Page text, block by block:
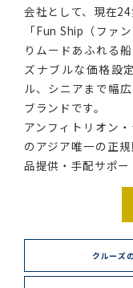
会社として、現在24
「Fun Ship（ファ
りムードあふれる
ズナブルな価格設
ル、シニアまで幅
ブランドです。
アンフィトリオン
のアジア唯一の正
品提供・手配サポー
クルーズ